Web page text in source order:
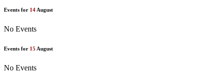
Events for 14 August
No Events
Events for 15 August
No Events